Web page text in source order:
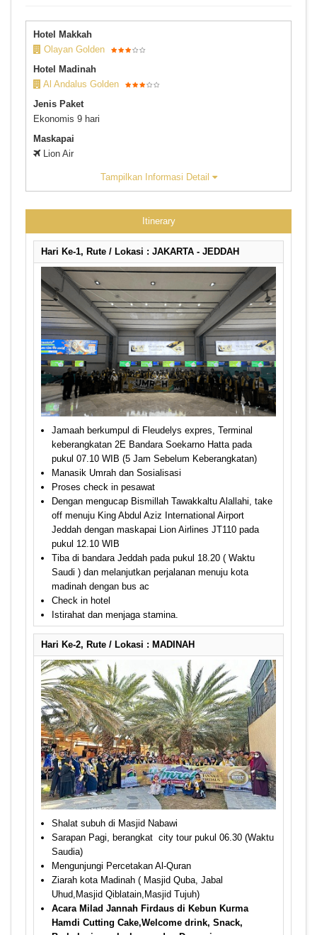
Hotel Makkah
Olayan Golden
Hotel Madinah
Al Andalus Golden
Jenis Paket
Ekonomis 9 hari
Maskapai
Lion Air
Tampilkan Informasi Detail
Itinerary
Hari Ke-1, Rute / Lokasi : JAKARTA - JEDDAH
Jamaah berkumpul di Fleudelys expres, Terminal
keberangkatan 2E Bandara Soekarno Hatta pada
pukul 07.10 WIB (5 Jam Sebelum Keberangkatan)
Manasik Umrah dan Sosialisasi
Proses check in pesawat
Dengan mengucap Bismillah Tawakkaltu Alallahi, take
off menuju King Abdul Aziz International Airport
Jeddah dengan maskapai Lion Airlines JT110 pada
pukul 12.10 WIB
Tiba di bandara Jeddah pada pukul 18.20 ( Waktu
Saudi ) dan melanjutkan perjalanan menuju kota
madinah dengan bus ac
Check in hotel
Istirahat dan menjaga stamina.
Hari Ke-2, Rute / Lokasi : MADINAH
Shalat subuh di Masjid Nabawi
Sarapan Pagi, berangkat city tour pukul 06.30 (Waktu
Saudia)
Mengunjungi Percetakan Al-Quran
Ziarah kota Madinah ( Masjid Quba, Jabal
Uhud,Masjid Qiblatain,Masjid Tujuh)
Acara Milad Jannah Firdaus di Kebun Kurma
Hamdi Cutting Cake,Welcome drink, Snack,